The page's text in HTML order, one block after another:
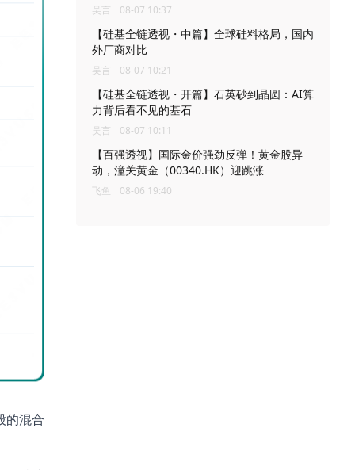
的混合
吴言 08-07 10:37
【硅基全链透视・中篇】全球硅料格局，国内
外厂商对比
吴言 08-07 10:21
【硅基全链透视・开篇】石英砂到晶圆：AI算
力背后看不见的基石
吴言 08-07 10:11
【百强透视】国际金价强劲反弹！黄金股异
动，潼关黄金（00340.HK）迎跳涨
飞鱼 08-06 19:40